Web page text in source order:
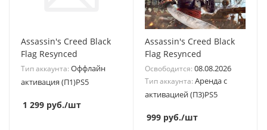
Assassin's Creed Black
Flag Resynced
Тип аккаунта: Оффлайн
активация (П1)PS5
1 299 руб./шт
Assassin's Creed Black
Flag Resynced
Освободится: 08.08.2026
Тип аккаунта: Аренда с
активацией (П3)PS5
999 руб./шт